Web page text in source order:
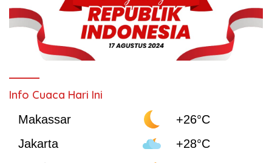
Info Cuaca Hari Ini
Makassar
+26°C
Jakarta
+28°C